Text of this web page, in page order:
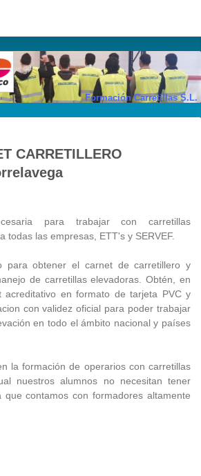
Formación Carretillas S.L.
CARRETILLERO
para trabajar con carretillas
todas las empresas, ETT's y SERVEF.
para obtener el carnet de carretillero y
de carretillas elevadoras. Obtén, en
acreditativo en formato de tarjeta PVC y
con validez oficial para poder trabajar
en todo el ámbito nacional y países
la formación de operarios con carretillas
nuestros alumnos no necesitan tener
que contamos con formadores altamente